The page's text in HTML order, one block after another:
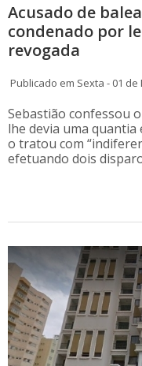
Acusado de
condenado por
revogada
Publicado em Sexta - 01
Sebastião confessou
lhe devia uma quantia
o tratou com
efetuando dois